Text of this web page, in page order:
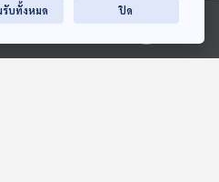
ะแห่งประเทศไทย
รับทั้งหมด ปิด